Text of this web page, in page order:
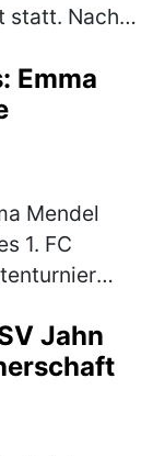
statt. Nach
Emma
Mendel
1. FC
(mehr)
Jahn